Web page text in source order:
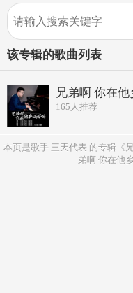
该专辑的歌曲列表
兄弟啊 你在
165 人推荐
本页是歌手 三天代表 的专辑《
弟啊 你在他